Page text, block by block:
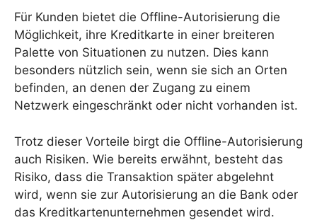
Für Kunden bietet die Offline-Autorisierung die
Möglichkeit, ihre Kreditkarte in einer breiteren
Palette von Situationen zu nutzen. Dies kann
besonders nützlich sein, wenn sie sich an Orten
befinden, an denen der Zugang zu einem
Netzwerk eingeschränkt oder nicht vorhanden ist.
Trotz dieser Vorteile birgt die Offline-Autorisierung
auch Risiken. Wie bereits erwähnt, besteht das
Risiko, dass die Transaktion später abgelehnt
wird, wenn sie zur Autorisierung an die Bank oder
das Kreditkartenunternehmen gesendet wird.